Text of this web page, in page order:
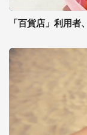
「百貨店」利用